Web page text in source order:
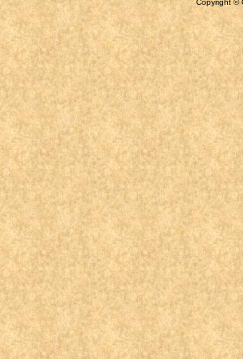
Copyright ©